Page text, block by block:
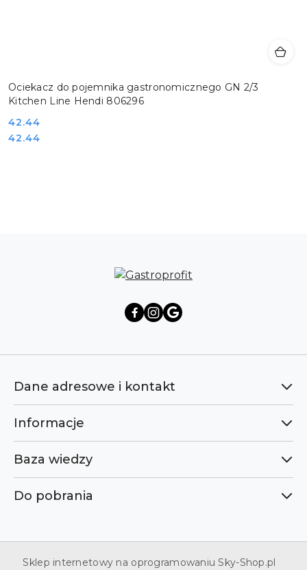
Ociekacz do pojemnika gastronomicznego GN 2/3
Kitchen Line Hendi 806296
Cena:
42.44
Cena:
42.44
Dane adresowe i kontakt
Informacje
Baza wiedzy
Do pobrania
Sklep internetowy na oprogramowaniu Sky-Shop.pl